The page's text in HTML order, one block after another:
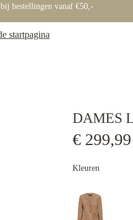
bestellingen vanaf €50,-
DAMES
€ 299,99
Kleuren